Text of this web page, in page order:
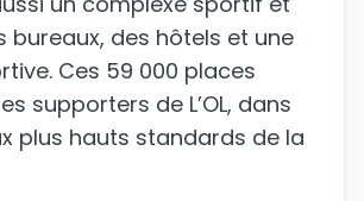
bureaux, des hôtels et une
Ces 59 000 places
supporters de L’OL, dans
plus hauts standards de la